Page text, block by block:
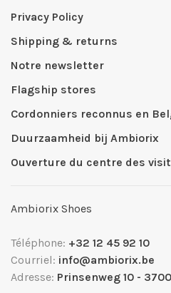
Privacy Policy
Shipping & returns
Notre newsletter
Flagship stores
Cordonniers reconnus en
Duurzaamheid bij Ambiorix
Ouverture du centre des
Ambiorix Shoes
Téléphone: +32 12 45 92 10
Courriel: info@ambiorix.be
Adresse: Prinsenweg 10 -